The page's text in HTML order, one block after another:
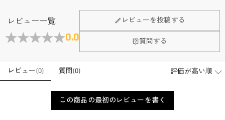
レビュー一覧
0.0
レビューを投稿する
質問する
レビュー(0) 質問(0)
この商品の最初のレビューを書く